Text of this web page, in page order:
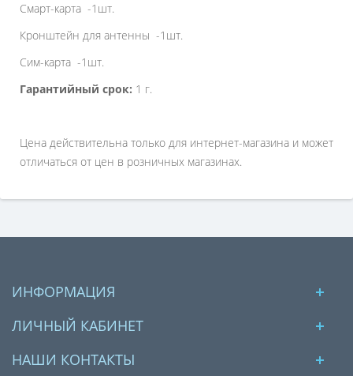
Смарт-карта -1шт.
Кронштейн для антенны -1шт.
Сим-карта -1шт.
Гарантийный срок: 1 г.
Цена действительна только для интернет-магазина и может
отличаться от цен в розничных магазинах.
ИНФОРМАЦИЯ
ЛИЧНЫЙ КАБИНЕТ
НАШИ КОНТАКТЫ